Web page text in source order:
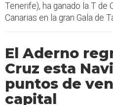
Tenerife), ha ganado la T de
Canarias en la gran Gala de
El Aderno
Cruz esta
puntos de
capital